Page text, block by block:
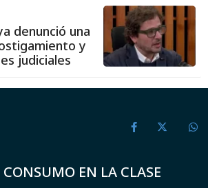
denunció una
y
judiciales
EN LA CLASE